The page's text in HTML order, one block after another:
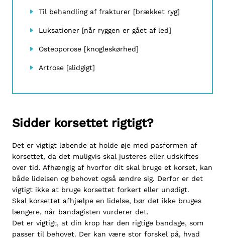
Til behandling af frakturer [brækket ryg]
Luksationer [når ryggen er gået af led]
Osteoporose [knogleskørhed]
Artrose [slidgigt]
Sidder korsettet rigtigt?
Det er vigtigt løbende at holde øje med pasformen af
korsettet, da det muligvis skal justeres eller udskiftes
over tid. Afhængig af hvorfor dit skal bruge et korset, kan
både lidelsen og behovet også ændre sig. Derfor er det
vigtigt ikke at bruge korsettet forkert eller unødigt.
Skal korsettet afhjælpe en lidelse, bør det ikke bruges
længere, når bandagisten vurderer det.
Det er vigtigt, at din krop har den rigtige bandage, som
passer til behovet. Der kan være stor forskel på, hvad